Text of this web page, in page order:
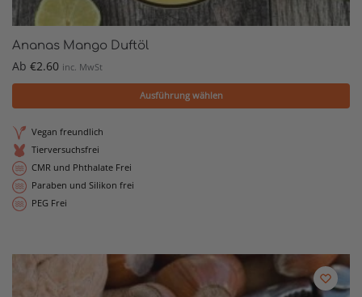
Ananas Mango Duftöl
Ab €2.60 inc. MwSt
Ausführung wählen
Vegan freundlich
Tierversuchsfrei
CMR und Phthalate Frei
Paraben und Silikon frei
PEG Frei